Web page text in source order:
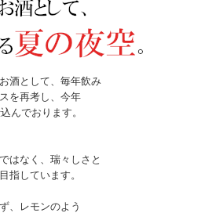
酒として、毎年飲み
を再考し、今年
んでおります。
はなく、瑞々しさと
指しています。
、レモンのよう